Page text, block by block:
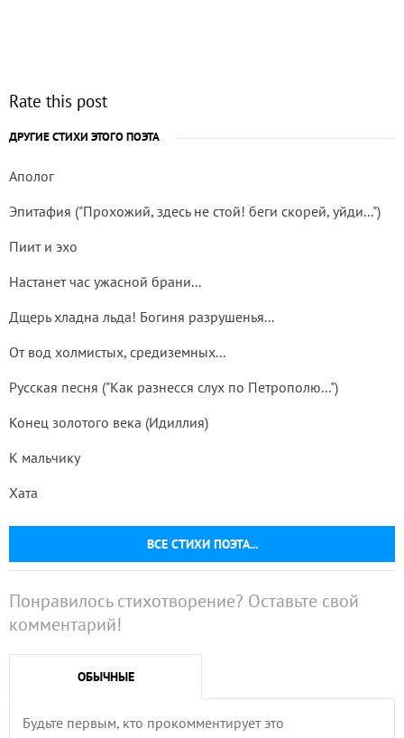
Rate this post
ДРУГИЕ СТИХИ ЭТОГО ПОЭТА
ВСЕ СТИХИ ПОЭТА...
Аполог
Эпитафия ("Прохожий, здесь не стой! беги скорей, уйди...")
Пиит и эхо
Настанет час ужасной брани...
Дщерь хладна льда! Богиня разрушенья...
От вод холмистых, средиземных...
Русская песня ("Как разнесся слух по Петрополю...")
Конец золотого века (Идиллия)
К мальчику
Хата
Понравилось стихотворение? Оставьте свой
комментарий!
ОБЫЧНЫЕ
Будьте первым, кто прокомментирует это